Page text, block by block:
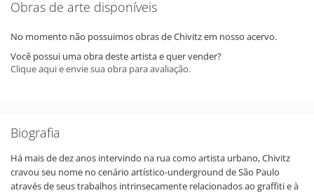
Obras de arte disponíveis
No momento não possuimos obras de Chivitz em nosso acervo.
Você possui uma obra deste artista e quer vender?
Clique aqui e envie sua obra para avaliação.
Biografia
Há mais de dez anos intervindo na rua como artista urbano, Chivitz
cravou seu nome no cenário artístico-underground de São Paulo
através de seus trabalhos intrinsecamente relacionados ao graffiti e à